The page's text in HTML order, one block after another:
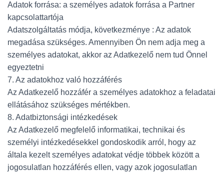
Adatok forrása: a személyes adatok forrása a Partner
kapcsolattartója
Adatszolgáltatás módja, következménye : Az adatok
megadása szükséges. Amennyiben Ön nem adja meg a
személyes adatokat, akkor az Adatkezelő nem tud Önnel
egyeztetni
7. Az adatokhoz való hozzáférés
Az Adatkezelő hozzáfér a személyes adatokhoz a feladatai
ellátásához szükséges mértékben.
8. Adatbiztonsági intézkedések
Az Adatkezelő megfelelő informatikai, technikai és
személyi intézkedésekkel gondoskodik arról, hogy az
általa kezelt személyes adatokat védje többek között a
jogosulatlan hozzáférés ellen, vagy azok jogosulatlan